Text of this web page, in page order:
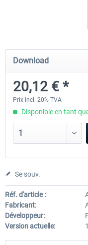
Airport Berlin
30,20 € *
Download
20,12 € *
Prix incl. 20% TVA
Disponible en tant
Se souv.
Réf. d'article :
Fabricant:
Développeur:
Version actuelle: